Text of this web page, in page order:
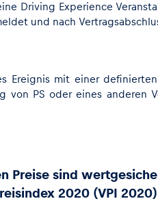
Driving Experience
und nach
mit einer
PS oder eines anderen
Preise sind
2020 (VPI